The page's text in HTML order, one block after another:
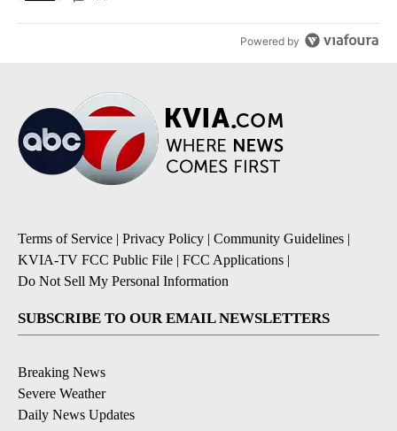
Powered by
Terms of Service | Privacy Policy | Community Guidelines |
KVIA-TV FCC Public File | FCC Applications |
Do Not Sell My Personal Information
SUBSCRIBE TO OUR EMAIL NEWSLETTERS
Breaking News
Severe Weather
Daily News Updates